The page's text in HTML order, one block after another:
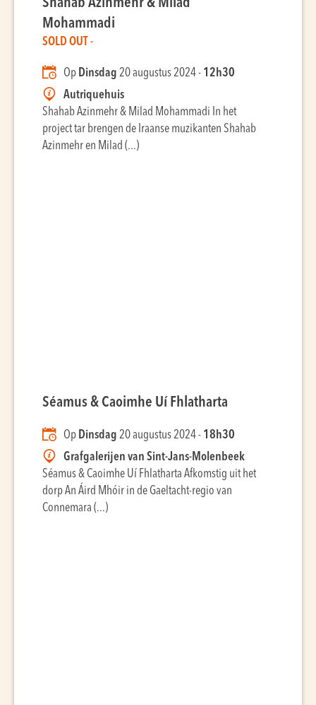
Shahab Azinmehr & Milâd
Mohammadi
SOLD OUT -
Op Dinsdag 20 augustus 2024 - 12h30
Autriquehuis
Shahab Azinmehr & Milad Mohammadi In het
project tar brengen de Iraanse muzikanten Shahab
Azinmehr en Milad (...)
Séamus & Caoimhe Uí Fhlatharta
Op Dinsdag 20 augustus 2024 - 18h30
Grafgalerijen van Sint-Jans-Molenbeek
Séamus & Caoimhe Uí Fhlatharta Afkomstig uit het
dorp An Áird Mhóir in de Gaeltacht-regio van
Connemara (...)